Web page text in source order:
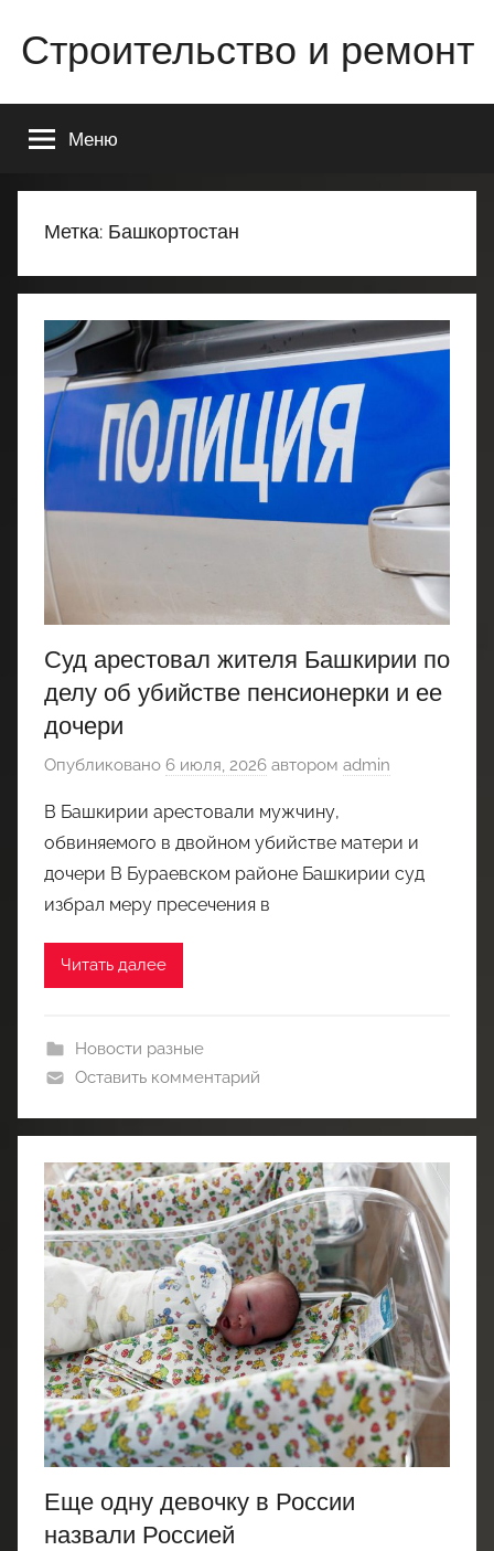
содержимому
Строительство и ремонт
строительстве
ремонте
Вашего
или
Меню
Метка: Башкортостан
Суд арестовал жителя Башкирии по
делу об убийстве пенсионерки и ее
дочери
Опубликовано 6 июля, 2026 автором admin
В Башкирии арестовали мужчину,
обвиняемого в двойном убийстве матери и
дочери В Бураевском районе Башкирии суд
избрал меру пресечения в
Читать далее
Новости разные
Оставить комментарий
Еще одну девочку в России
назвали Россией